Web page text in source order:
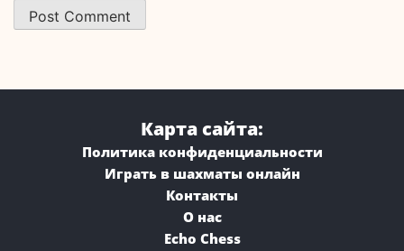
Карта сайта:
Политика конфиденциальности
Играть в шахматы онлайн
Контакты
О нас
Echo Chess